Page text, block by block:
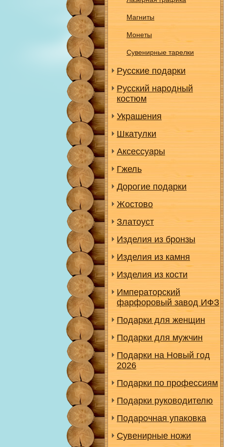
Магниты
Монеты
Сувенирные тарелки
Русские подарки
Русский народный
костюм
Украшения
Шкатулки
Аксессуары
Гжель
Дорогие подарки
Жостово
Златоуст
Изделия из бронзы
Изделия из камня
Изделия из кости
Императорский
фарфоровый завод ИФЗ
Подарки для женщин
Подарки для мужчин
Подарки на Новый год
2026
Подарки по профессиям
Подарки руководителю
Подарочная упаковка
Сувенирные ножи